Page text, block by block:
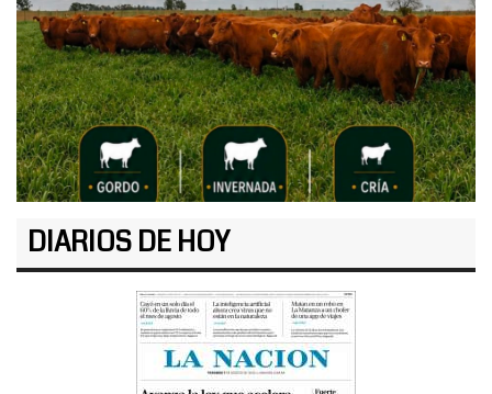
DIARIOS DE HOY